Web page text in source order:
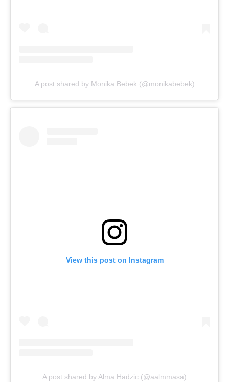
A post shared by Monika Bebek (@monikabebek)
View this post on Instagram
A post shared by Alma Hadzic (@aalmmasa)